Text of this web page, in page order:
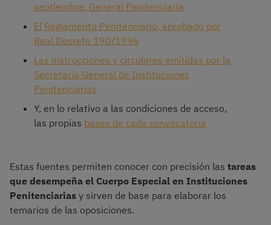
septiembre, General Penitenciaria
El Reglamento Penitenciario, aprobado por
Real Decreto 190/1996
Las instrucciones y circulares emitidas por la
Secretaría General de Instituciones
Penitenciarias
Y, en lo relativo a las condiciones de acceso,
las propias bases de cada convocatoria
Estas fuentes permiten conocer con precisión las tareas
que desempeña el Cuerpo Especial en Instituciones
Penitenciarias y sirven de base para elaborar los
temarios de las oposiciones.